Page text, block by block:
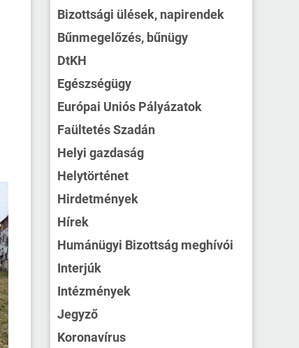
Bizottsági ülések, napirendek
Bűnmegelőzés, bűnügy
DtKH
Egészségügy
Európai Uniós Pályázatok
Faültetés Szadán
Helyi gazdaság
Helytörténet
Hirdetmények
Hírek
Humánügyi Bizottság meghívói
Interjúk
Intézmények
Jegyző
Koronavírus